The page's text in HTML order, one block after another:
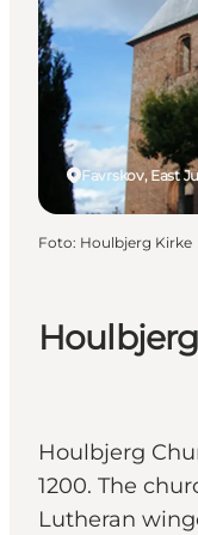
Wat te doen
Plan je reis
Houlbjerg
1200. The
Lutheran
Favrskov, East
Foto: Houlbjerg Kirke